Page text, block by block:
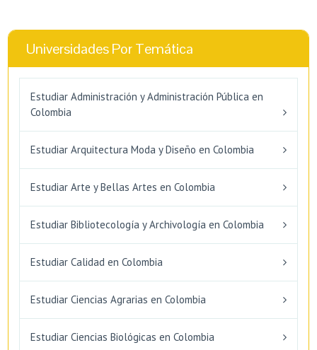
Universidades Por Temática
Estudiar Administración y Administración Pública en
Colombia
Estudiar Arquitectura Moda y Diseño en Colombia
Estudiar Arte y Bellas Artes en Colombia
Estudiar Bibliotecología y Archivología en Colombia
Estudiar Calidad en Colombia
Estudiar Ciencias Agrarias en Colombia
Estudiar Ciencias Biológicas en Colombia